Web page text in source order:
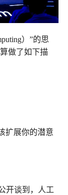
）”的思
做了如下描
扩展你的潜意
开谈到，人工